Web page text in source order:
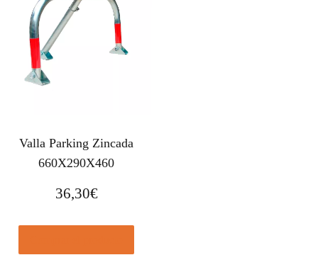
Valla Parking Zincada
660X290X460
36,30€